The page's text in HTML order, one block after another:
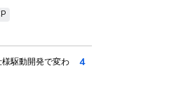
駆動開発で変わ
4